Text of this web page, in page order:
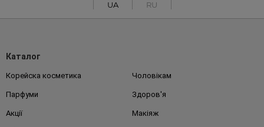
UA RU
Каталог
Корейска косметика Чоловікам
Парфуми Здоров'я
Акції Макіяж